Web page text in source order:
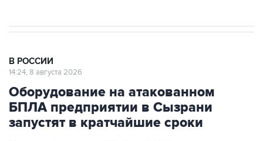
В РОССИИ
14:24, 8 августа 2026
Оборудование на атакованном
БПЛА предприятии в Сызрани
запустят в кратчайшие сроки